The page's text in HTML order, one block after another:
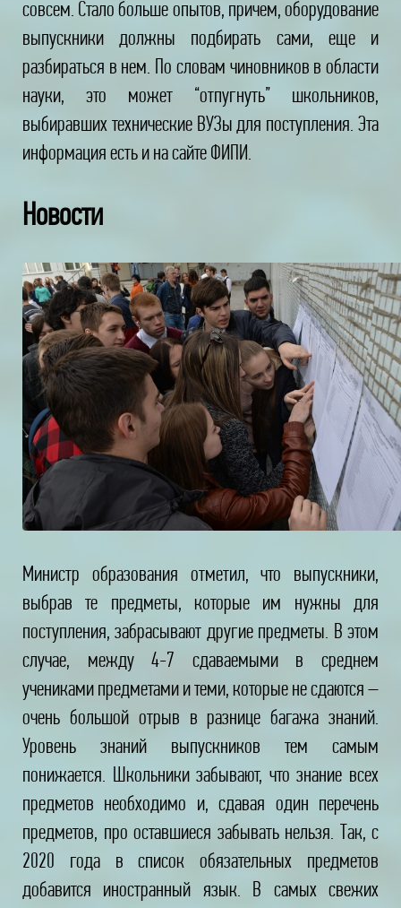
совсем. Стало больше опытов, причем, оборудование
выпускники должны подбирать сами, еще и
разбираться в нем. По словам чиновников в области
науки, это может “отпугнуть” школьников,
выбиравших технические ВУЗы для поступления. Эта
информация есть и на сайте ФИПИ.
Новости
Министр образования отметил, что выпускники,
выбрав те предметы, которые им нужны для
поступления, забрасывают другие предметы. В этом
случае, между 4-7 сдаваемыми в среднем
учениками предметами и теми, которые не сдаются –
очень большой отрыв в разнице багажа знаний.
Уровень знаний выпускников тем самым
понижается. Школьники забывают, что знание всех
предметов необходимо и, сдавая один перечень
предметов, про оставшиеся забывать нельзя. Так, с
2020 года в список обязательных предметов
добавится иностранный язык. В самых свежих